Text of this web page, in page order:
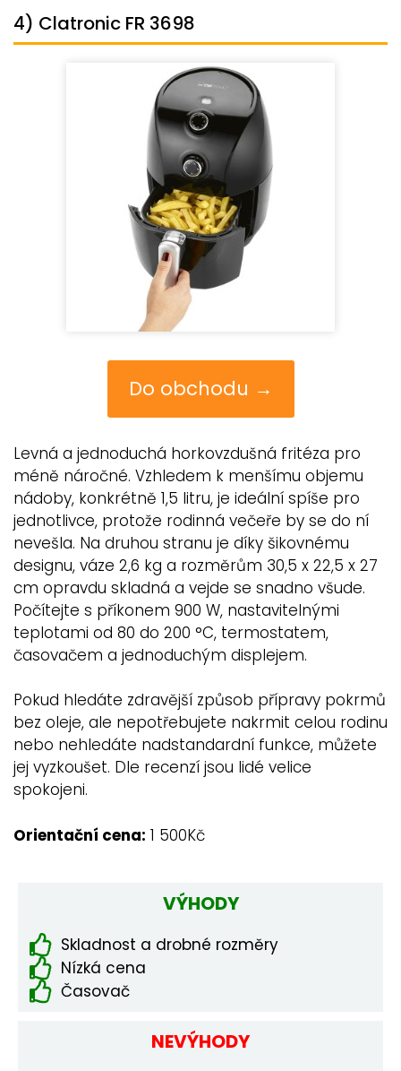
4) Clatronic FR 3698
Do obchodu →
Levná a jednoduchá horkovzdušná fritéza pro
méně náročné. Vzhledem k menšímu objemu
nádoby, konkrétně 1,5 litru, je ideální spíše pro
jednotlivce, protože rodinná večeře by se do ní
nevešla. Na druhou stranu je díky šikovnému
designu, váze 2,6 kg a rozměrům 30,5 x 22,5 x 27
cm opravdu skladná a vejde se snadno všude.
Počítejte s příkonem 900 W, nastavitelnými
teplotami od 80 do 200 °C, termostatem,
časovačem a jednoduchým displejem.
Pokud hledáte zdravější způsob přípravy pokrmů
bez oleje, ale nepotřebujete nakrmit celou rodinu
nebo nehledáte nadstandardní funkce, můžete
jej vyzkoušet. Dle recenzí jsou lidé velice
spokojeni.
Orientační cena: 1 500Kč
VÝHODY
Skladnost a drobné rozměry
Nízká cena
Časovač
NEVÝHODY